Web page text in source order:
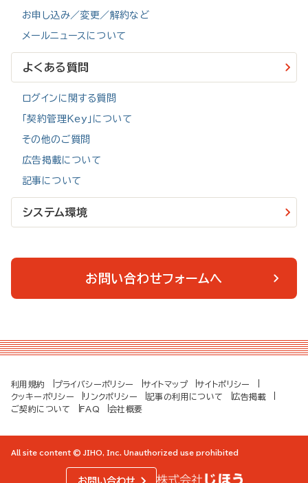
さい。
・メールのみ受信されている方
イン後、トップ画面の右上にあるメニュー「☰」をクリックし「メー
ルニュース設定」から新しいメールアドレスで再登録してくださ
い。
■２週間無料トライアル会員、登録会員（無料）
【日刊薬業】にログイン後、トップ画面の右上にあるメニュー「☰」
をクリックし「メールニュース設定」からお手続きください。
■メールのみ受信されている方（メール会員）
ニュース設定」から新しいメールアドレスで再登録してください。
お申し込み／変更／解約など
メールニュースについて
よくある質問
ログインに関する質問
「契約管理Key」について
その他のご質問
広告掲載について
記事について
システム環境
お問い合わせフォームへ
利用規約 プライバシーポリシー サイトマップ
サイトポリシー
クッキーポリシー
リンクポリシー 記事の利用について
広告掲載
ご契約について
FAQ 会社概要
All site content © JIHO, Inc. Unauthorized use prohibited
お問い合わせ